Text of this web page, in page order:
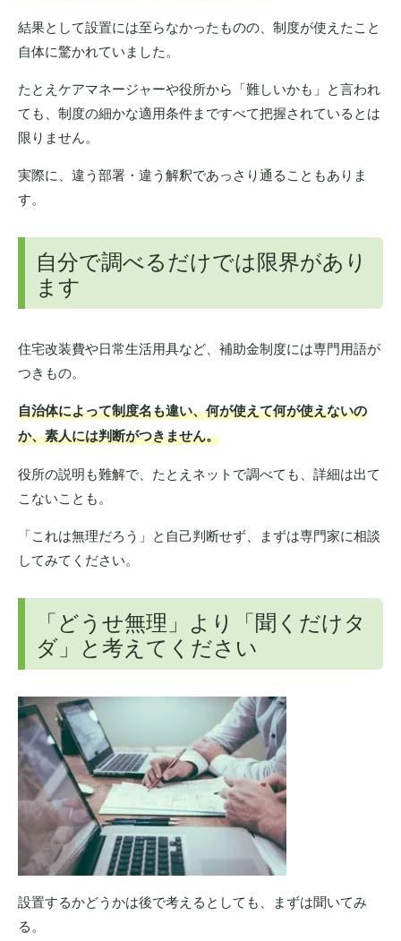
結果として設置には至らなかったものの、制度が使えたこと
自体に驚かれていました。
たとえケアマネージャーや役所から「難しいかも」と言われ
ても、制度の細かな適用条件まですべて把握されているとは
限りません。
実際に、違う部署・違う解釈であっさり通ることもありま
す。
自分で調べるだけでは限界があり
ます
住宅改装費や日常生活用具など、補助金制度には専門用語が
つきもの。
自治体によって制度名も違い、何が使えて何が使えないの
か、素人には判断がつきません。
役所の説明も難解で、たとえネットで調べても、詳細は出て
こないことも。
「これは無理だろう」と自己判断せず、まずは専門家に相談
してみてください。
「どうせ無理」より「聞くだけタ
ダ」と考えてください
設置するかどうかは後で考えるとしても、まずは聞いてみ
る。